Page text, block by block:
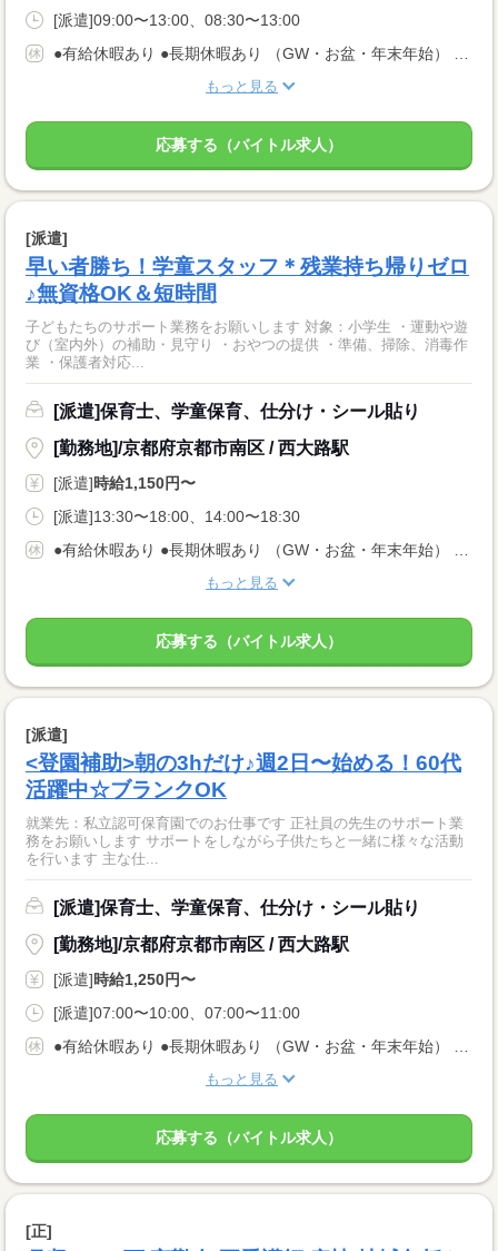
[派遣]09:00〜13:00、08:30〜13:00
●有給休暇あり ●長期休暇あり （GW・お盆・年末年始） ●産休・育休・介護休暇あり ※産休育休取得率：95％！
もっと見る
応募する（バイトル求人）
[派遣]
早い者勝ち！学童スタッフ＊残業持ち帰りゼロ
♪無資格OK＆短時間
子どもたちのサポート業務をお願いします 対象：小学生 ・運動や遊
び（室内外）の補助・見守り ・おやつの提供 ・準備、掃除、消毒作
業 ・保護者対応...
[派遣]保育士、学童保育、仕分け・シール貼り
[勤務地]/京都府京都市南区 / 西大路駅
[派遣]時給1,150円〜
[派遣]13:30〜18:00、14:00〜18:30
●有給休暇あり ●長期休暇あり （GW・お盆・年末年始） ●産休・育休・介護休暇あり ※産休育休取得率：95％！
もっと見る
応募する（バイトル求人）
[派遣]
<登園補助>朝の3hだけ♪週2日〜始める！60代
活躍中☆ブランクOK
就業先：私立認可保育園でのお仕事です 正社員の先生のサポート業
務をお願いします サポートをしながら子供たちと一緒に様々な活動
を行います 主な仕...
[派遣]保育士、学童保育、仕分け・シール貼り
[勤務地]/京都府京都市南区 / 西大路駅
[派遣]時給1,250円〜
[派遣]07:00〜10:00、07:00〜11:00
●有給休暇あり ●長期休暇あり （GW・お盆・年末年始） ●産休・育休・介護休暇あり ※産休育休取得率：95％！
もっと見る
応募する（バイトル求人）
[正]